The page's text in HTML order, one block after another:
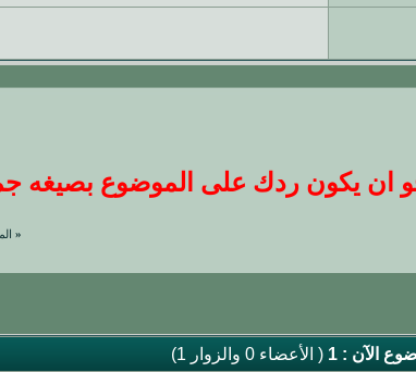
ان يكون ردك على الموضوع بصيغه
«
الآن : 1 ( الأعضاء 0 والزوار 1)